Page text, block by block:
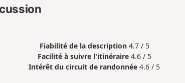
Fiabilité de la description 4.7 / 5
Facilité à suivre l'itinéraire 4.6 / 5
Intérêt du circuit de randonnée 4.6 / 5